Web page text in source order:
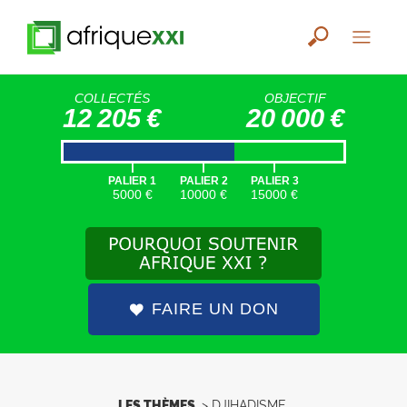
COLLECTÉS
12 205 €
OBJECTIF
20 000 €
|
PALIER 1
5000 €
|
PALIER 2
10000 €
|
PALIER 3
15000 €
FAIRE UN DON